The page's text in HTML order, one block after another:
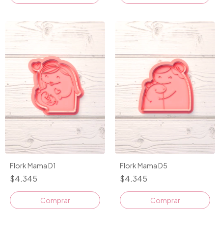
Flork Mama D1
$4.345
Comprar
Flork Mama D5
$4.345
Comprar